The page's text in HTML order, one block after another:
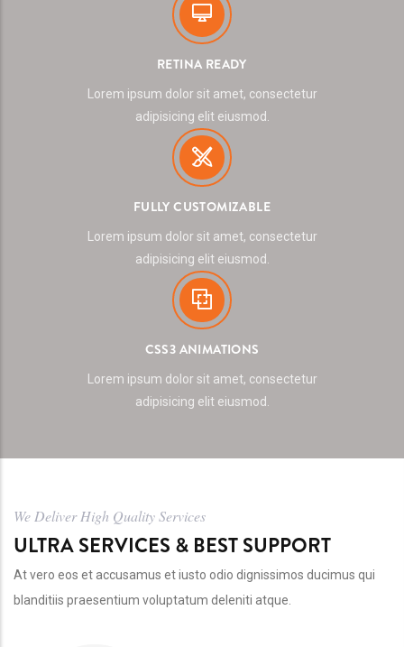
RETINA READY
Lorem ipsum dolor sit amet, consectetur
adipisicing elit eiusmod.
FULLY CUSTOMIZABLE
Lorem ipsum dolor sit amet, consectetur
adipisicing elit eiusmod.
CSS3 ANIMATIONS
Lorem ipsum dolor sit amet, consectetur
adipisicing elit eiusmod.
We Deliver High Quality Services
ULTRA SERVICES & BEST SUPPORT
At vero eos et accusamus et iusto odio dignissimos ducimus qui
blanditiis praesentium voluptatum deleniti atque.